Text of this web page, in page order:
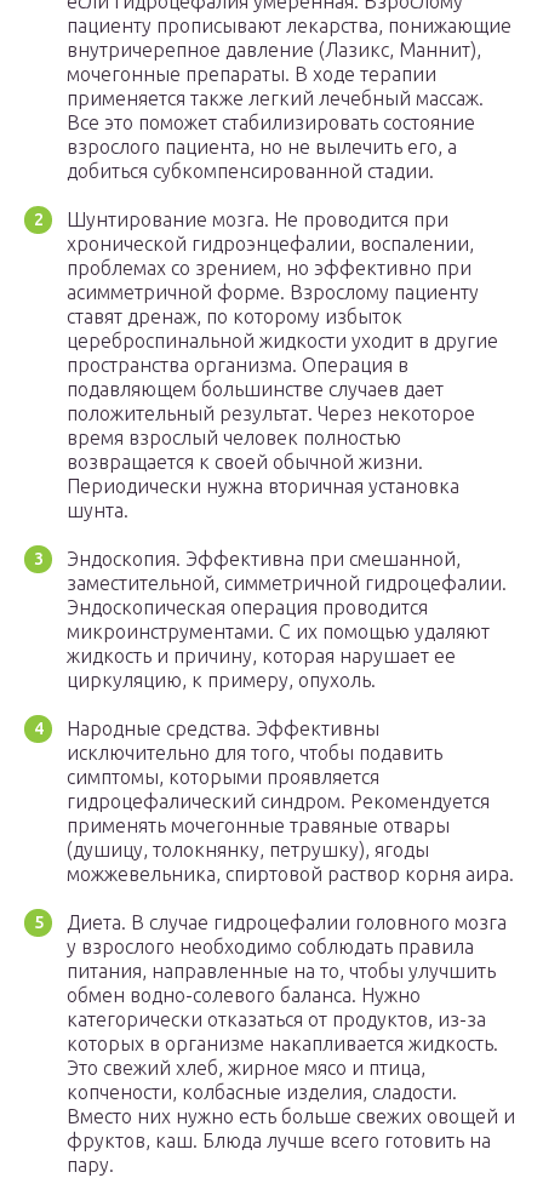
пациенту прописывают лекарства, понижающие
внутричерепное давление (Лазикс, Маннит),
мочегонные препараты. В ходе терапии
применяется также легкий лечебный массаж.
Все это поможет стабилизировать состояние
взрослого пациента, но не вылечить его, а
добиться субкомпенсированной стадии.
Шунтирование мозга. Не проводится при
хронической гидроэнцефалии, воспалении,
проблемах со зрением, но эффективно при
асимметричной форме. Взрослому пациенту
ставят дренаж, по которому избыток
цереброспинальной жидкости уходит в другие
пространства организма. Операция в
подавляющем большинстве случаев дает
положительный результат. Через некоторое
время взрослый человек полностью
возвращается к своей обычной жизни.
Периодически нужна вторичная установка
шунта.
Эндоскопия. Эффективна при смешанной,
заместительной, симметричной гидроцефалии.
Эндоскопическая операция проводится
микроинструментами. С их помощью удаляют
жидкость и причину, которая нарушает ее
циркуляцию, к примеру, опухоль.
Народные средства. Эффективны
исключительно для того, чтобы подавить
симптомы, которыми проявляется
гидроцефалический синдром. Рекомендуется
применять мочегонные травяные отвары
(душицу, толокнянку, петрушку), ягоды
можжевельника, спиртовой раствор корня аира.
Диета. В случае гидроцефалии головного мозга
у взрослого необходимо соблюдать правила
питания, направленные на то, чтобы улучшить
обмен водно-солевого баланса. Нужно
категорически отказаться от продуктов, из-за
которых в организме накапливается жидкость.
Это свежий хлеб, жирное мясо и птица,
копчености, колбасные изделия, сладости.
Вместо них нужно есть больше свежих овощей и
фруктов, каш. Блюда лучше всего готовить на
пару.